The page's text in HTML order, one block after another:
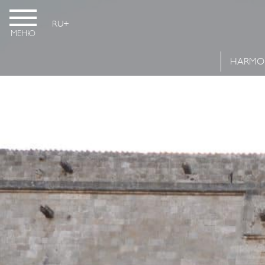
МЕНЮ
RU